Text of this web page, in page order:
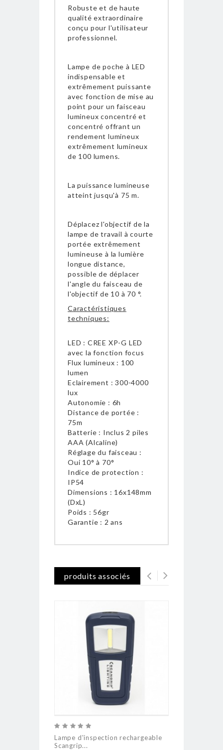
Robuste et de haute
qualité extraordinaire
conçu pour l'utilisateur
professionnel.
Lampe de poche à LED
indispensable et
extrêmement puissante
avec fonction de mise au
point pour un faisceau
lumineux concentré et
concentré offrant un
rendement lumineux
extrêmement lumineux
de 100 lumens.
La puissance lumineuse
atteint jusqu'à 75 m.
Déplacez l'objectif de la
lampe de travail à courte
portée extrêmement
lumineuse à la lumière
longue distance,
possible de déplacer
l'angle du faisceau de
l'objectif de 10 à 70 °.
Caractéristiques
techniques:
LED : CREE XP-G LED
avec la fonction focus
Flux lumineux : 100
lumen
Eclairement : 300-4000
lux
Autonomie : 6h
Distance de portée :
75m
Batterie : Inclus 2 piles
AAA (Alcaline)
Réglage du faisceau :
Oui 10° à 70°
Indice de protection :
IP54
Dimensions : 16x148mm
(DxL)
Poids : 56gr
Garantie : 2 ans
produits associés
Lampe d'inspection rechargeable
Scangrip...